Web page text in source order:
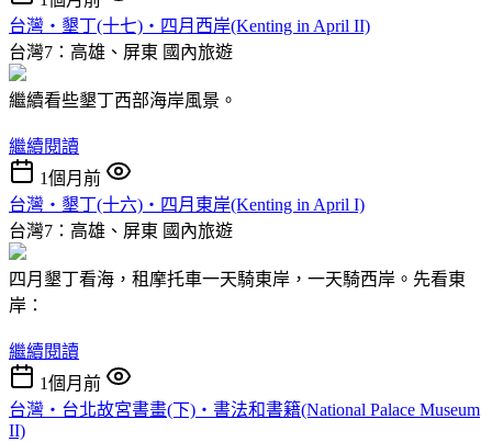
台灣‧墾丁(十七)‧四月西岸(Kenting in April II)
台灣7：高雄、屏東 國內旅遊
繼續看些墾丁西部海岸風景。
繼續閱讀
1個月前
台灣‧墾丁(十六)‧四月東岸(Kenting in April I)
台灣7：高雄、屏東 國內旅遊
四月墾丁看海，租摩托車一天騎東岸，一天騎西岸。先看東
岸：
繼續閱讀
1個月前
台灣‧台北故宮書畫(下)‧書法和書籍(National Palace Museum
II)